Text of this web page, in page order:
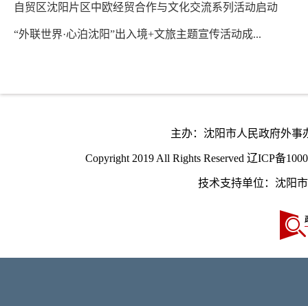
自贸区沈阳片区中欧经贸合作与文化交流系列活动启动
“外联世界·心泊沈阳”出入境+文旅主题宣传活动成...
主办：沈阳市人民政府外事
Copyright 2019 All Rights Reserved 辽ICP备
技术支持单位：沈阳